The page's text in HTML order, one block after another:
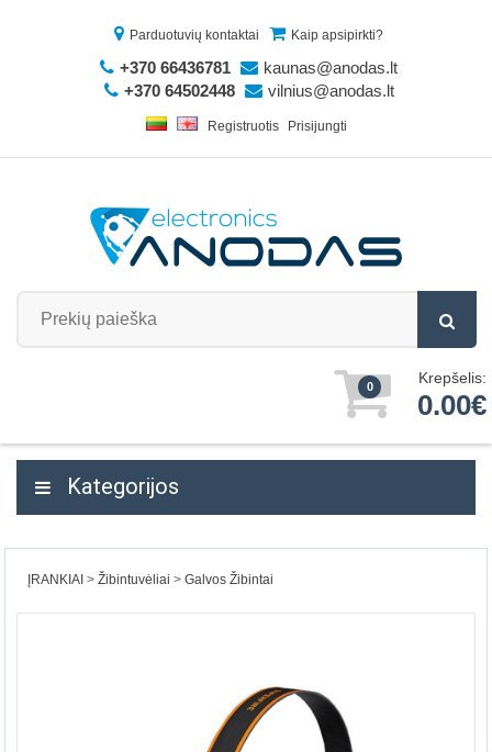
Parduotuvių kontaktai Kaip apsipirkti?
+370 66436781
kaunas@anodas.lt
+370 64502448
vilnius@anodas.lt
Registruotis Prisijungti
0 Krepšelis:
0.00€
Kategorijos
ĮRANKIAI Žibintuvėliai Galvos Žibintai